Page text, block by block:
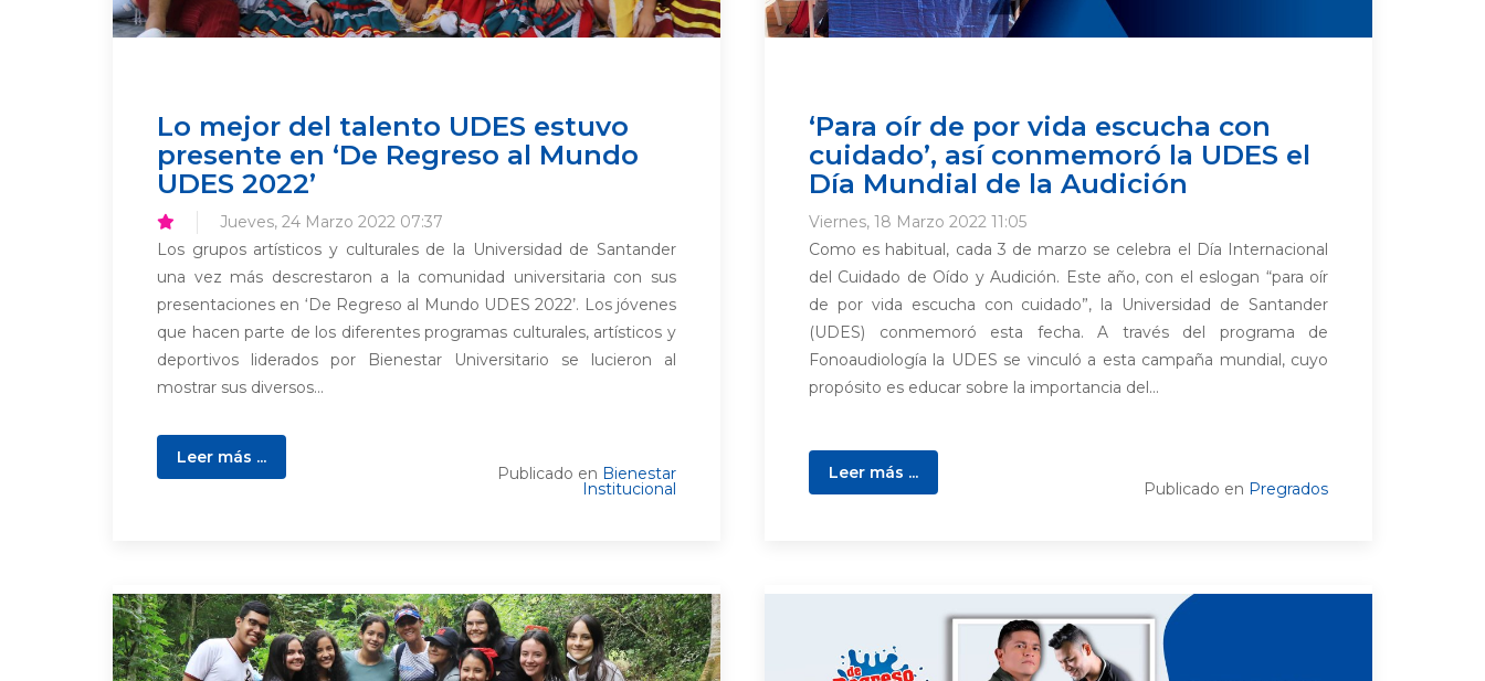
Lo mejor del talento UDES estuvo
presente en ‘De Regreso al Mundo
UDES 2022’
Jueves, 24 Marzo 2022 07:37
Los grupos artísticos y culturales de la Universidad de Santander
una vez más descrestaron a la comunidad universitaria con sus
presentaciones en ‘De Regreso al Mundo UDES 2022’. Los jóvenes
que hacen parte de los diferentes programas culturales, artísticos y
deportivos liderados por Bienestar Universitario se lucieron al
mostrar sus diversos...
Leer más ...
Publicado en Bienestar
Institucional
‘Para oír de por vida escucha con
cuidado’, así conmemoró la UDES el
Día Mundial de la Audición
Viernes, 18 Marzo 2022 11:05
Como es habitual, cada 3 de marzo se celebra el Día Internacional
del Cuidado de Oído y Audición. Este año, con el eslogan “para oír
de por vida escucha con cuidado”, la Universidad de Santander
(UDES) conmemoró esta fecha. A través del programa de
Fonoaudiología la UDES se vinculó a esta campaña mundial, cuyo
propósito es educar sobre la importancia del...
Leer más ...
Publicado en Pregrados